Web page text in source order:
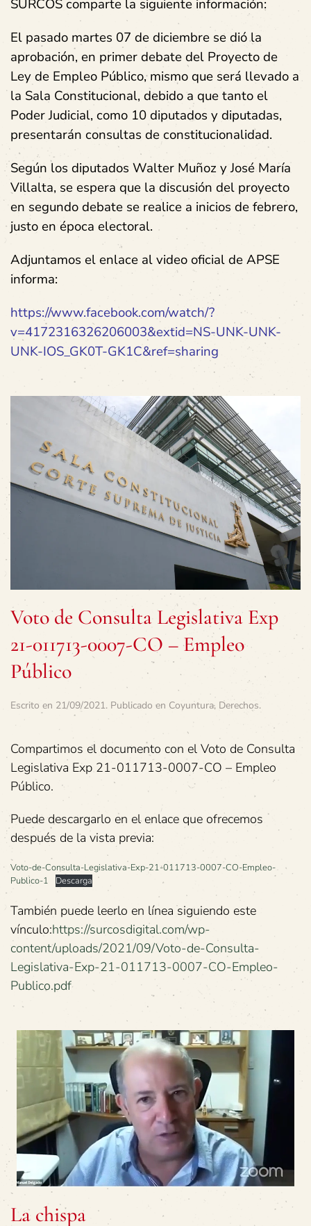
SURCOS comparte la siguiente información:
El pasado martes 07 de diciembre se dió la
aprobación, en primer debate del Proyecto de
Ley de Empleo Público, mismo que será llevado a
la Sala Constitucional, debido a que tanto el
Poder Judicial, como 10 diputados y diputadas,
presentarán consultas de constitucionalidad.
Según los diputados Walter Muñoz y José María
Villalta, se espera que la discusión del proyecto
en segundo debate se realice a inicios de febrero,
justo en época electoral.
Adjuntamos el enlace al video oficial de APSE
informa:
https://www.facebook.com/watch/?
v=4172316326206003&extid=NS-UNK-UNK-
UNK-IOS_GK0T-GK1C&ref=sharing
Voto de Consulta Legislativa Exp
21-011713-0007-CO – Empleo
Público
Escrito en 21/09/2021. Publicado en Coyuntura, Derechos.
Compartimos el documento con el Voto de Consulta
Legislativa Exp 21-011713-0007-CO – Empleo
Público.
Puede descargarlo en el enlace que ofrecemos
después de la vista previa:
Voto-de-Consulta-Legislativa-Exp-21-011713-0007-CO-Empleo-
Publico-1
Descarga
También puede leerlo en línea siguiendo este
vínculo:https://surcosdigital.com/wp-
content/uploads/2021/09/Voto-de-Consulta-
Legislativa-Exp-21-011713-0007-CO-Empleo-
Publico.pdf
La chispa